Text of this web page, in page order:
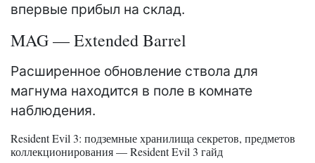
впервые прибыл на склад.
MAG — Extended Barrel
Расширенное обновление ствола для
магнума находится в поле в комнате
наблюдения.
Resident Evil 3: подземные хранилища секретов, предметов
коллекционирования — Resident Evil 3 гайд